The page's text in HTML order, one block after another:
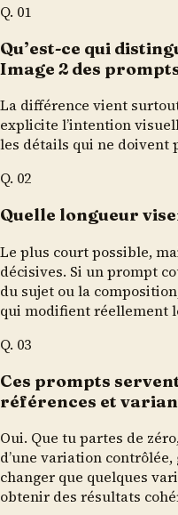
Q. 01
Qu’est-ce qui
Image 2 des
La différence vient
explicite l’intention
les détails qui ne doivent
Q. 02
Quelle longueur
Le plus court possible,
décisives. Si un prompt
du sujet ou la
qui modifient réellement
Q. 03
Ces prompts
références et
Oui. Que tu partes de
d’une variation
changer que quelques
obtenir des résultats